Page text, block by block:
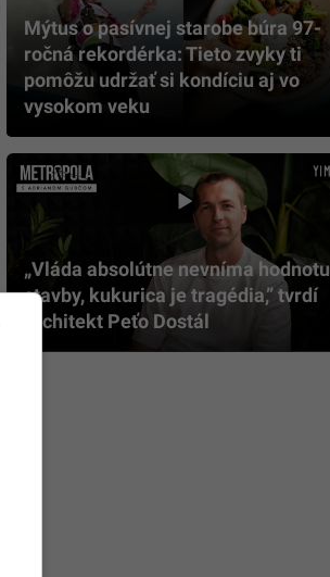
Mýtus o pasívnej starobe búra 97-
ročná rekordérka: Tieto zvyky ti
pomôžu udržať si kondíciu aj vo
vysokom veku
„Vláda absolútne nevníma hodnotu
stavby, kukurica je tragédia,” tvrdí
architekt Peťo Dostál